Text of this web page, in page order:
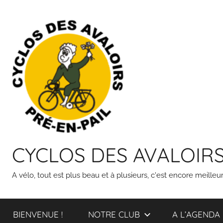
content
CYCLOS DES
A vélo, tout est plus beau et à plusieurs, c'est encore
BIENVENUE ! NOTRE CLUB A L’AGENDA